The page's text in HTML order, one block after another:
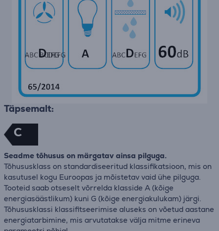
Täpsemalt:
C
Seadme tõhusus on märgatav ainsa pilguga.
Tõhususklass on standardiseeritud klassifikatsioon, mis on
kasutusel kogu Euroopas ja mõistetav vaid ühe pilguga.
Tooteid saab otseselt võrrelda klasside A (kõige
energiasäästlikum) kuni G (kõige energiakulukam) järgi.
Tõhususklassi klassifitseerimise aluseks on võetud aastane
energiatarbimine, mis arvutatakse välja mitme erineva